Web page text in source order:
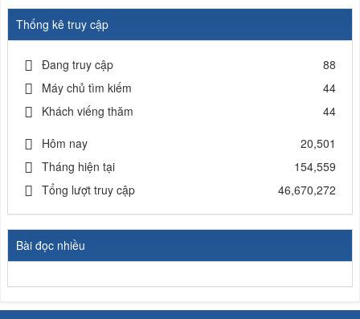
Thống kê truy cập
Đang truy cập
88
Máy chủ tìm kiếm
44
Khách viếng thăm
44
Hôm nay
20,501
Tháng hiện tại
154,559
Tổng lượt truy cập
46,670,272
Bài đọc nhiều